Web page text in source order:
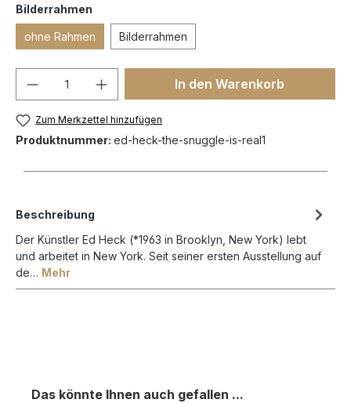
Bilderrahmen
ohne Rahmen Bilderrahmen
In den Warenkorb
Zum Merkzettel hinzufügen
Produktnummer: ed-heck-the-snuggle-is-real1
Beschreibung
Der Künstler Ed Heck (*1963 in Brooklyn, New York) lebt
und arbeitet in New York. Seit seiner ersten Ausstellung auf
de… Mehr
Das könnte Ihnen auch gefallen ...